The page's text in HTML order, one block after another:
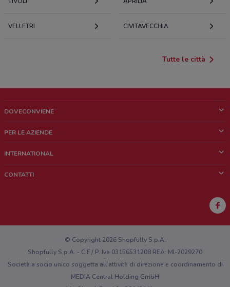
VELLETRI CIVITAVECCHIA
Tutte le città
DOVECONVIENE
Chi siamo
Lavora con noi
PER LE AZIENDE
Richieste commerciali e marketing
INTERNATIONAL
CONTATTI
Hai un malfunzionamento sul web o sull'app?
© Copyright 2026 Shopfully S.p.A.
Shopfully S.p.A. - C.F / P. Iva 03156531208 REA: MI-2029270
Società a socio unico soggetta all’attività di direzione e coordinamento di
MEDIA Central Holding GmbH